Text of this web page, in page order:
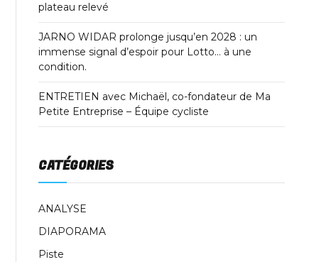
plateau relevé
JARNO WIDAR prolonge jusqu’en 2028 : un
immense signal d’espoir pour Lotto… à une
condition.
ENTRETIEN avec Michaël, co-fondateur de Ma
Petite Entreprise – Équipe cycliste
CATÉGORIES
ANALYSE
DIAPORAMA
Piste